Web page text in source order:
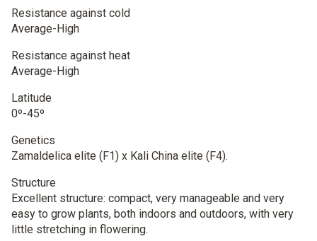
Resistance against cold
Average-High
Resistance against heat
Average-High
Latitude
0º-45º
Genetics
Zamaldelica elite (F1) x Kali China elite (F4).
Structure
Excellent structure: compact, very manageable and very
easy to grow plants, both indoors and outdoors, with very
little stretching in flowering.